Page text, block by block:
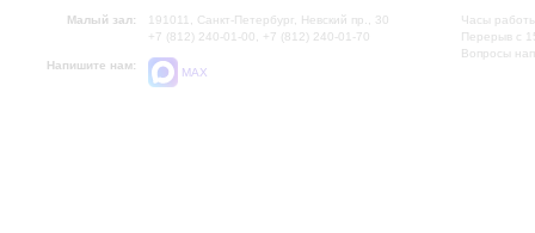
Малый зал:
191011, Санкт-Петербург, Невский пр., 30
+7 (812) 240-01-00, +7 (812) 240-01-70
Напишите нам:
MAX
Часы
Перерыв с
Вопросы